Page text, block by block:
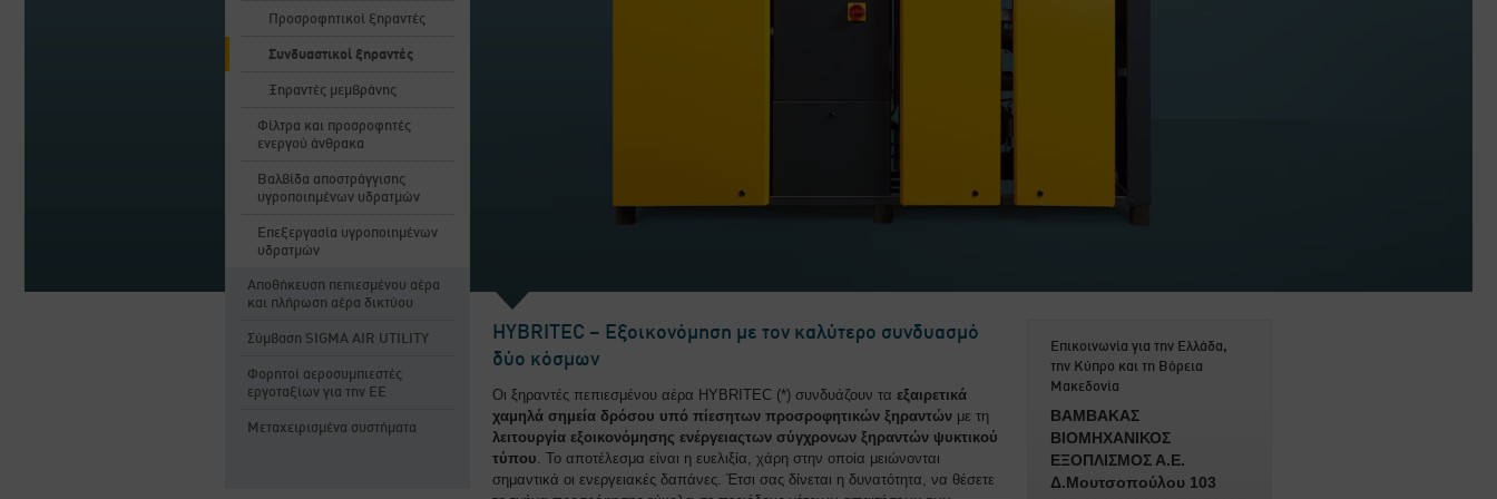
Προσροφητικοί ξηραντές
Συνδυαστικοί ξηραντές
Ξηραντές μεμβράνης
Φίλτρα και προσροφητές
ενεργού άνθρακα
Βαλβίδα αποστράγγισης
υγροποιημένων υδρατμών
Επεξεργασία υγροποιημένων
υδρατμών
Αποθήκευση πεπιεσμένου αέρα
και πλήρωση αέρα δικτύου
Σύμβαση SIGMA AIR UTILITY
Φορητοί αεροσυμπιεστές
εργοταξίων για την ΕΕ
Μεταχειρισμένα συστήματα
HYBRITEC – Εξοικονόμηση με τον καλύτερο συνδυασμό
δύο κόσμων
Οι ξηραντές πεπιεσμένου αέρα HYBRITEC (*) συνδυάζουν τα εξαιρετικά
χαμηλά σημεία δρόσου υπό πίεσητων προσροφητικών ξηραντών με τη
λειτουργία εξοικονόμησης ενέργειαςτων σύγχρονων ξηραντών ψυκτικού
τύπου. Το αποτέλεσμα είναι η ευελιξία, χάρη στην οποία μειώνονται
σημαντικά οι ενεργειακές δαπάνες. Έτσι σας δίνεται η δυνατότητα, να θέσετε
Επικοινωνία για την Ελλάδα,
την Κύπρο και τη Βόρεια
Μακεδονία
ΒΑΜΒΑΚΑΣ
ΒΙΟΜΗΧΑΝΙΚΟΣ
ΕΞΟΠΛΙΣΜΟΣ Α.Ε.
Δ.Μουτσοπούλου 103